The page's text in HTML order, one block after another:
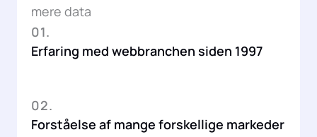
mere data
01.
Erfaring med webbranchen siden 1997
02.
Forståelse af mange forskellige markeder